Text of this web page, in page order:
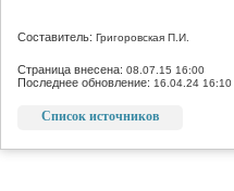
Составитель: Григоровская П.И.
Страница внесена: 08.07.15 16:00
Последнее обновление: 16.04.24 16:10
Список источников